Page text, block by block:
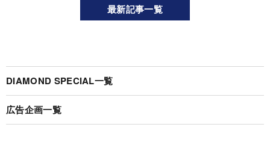
最新記事一覧
DIAMOND SPECIAL一覧
広告企画一覧